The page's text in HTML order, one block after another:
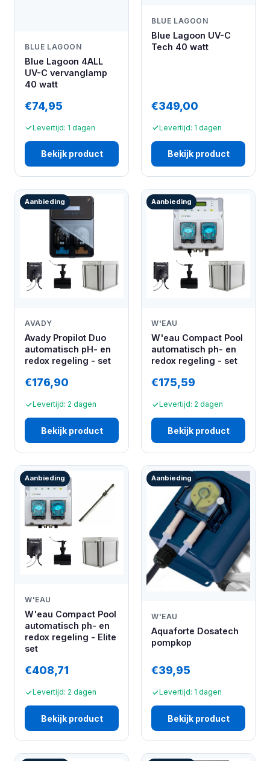
BLUE LAGOON
Blue Lagoon 4ALL
UV-C vervanglamp
40 watt
€74,95
Levertijd: 1 dagen
Bekijk product
BLUE LAGOON
Blue Lagoon UV-C
Tech 40 watt
€349,00
Levertijd: 1 dagen
Bekijk product
Aanbieding
AVADY
Avady Propilot Duo
automatisch pH- en
redox regeling - set
€176,90
Levertijd: 2 dagen
Bekijk product
Aanbieding
W'EAU
W'eau Compact Pool
automatisch ph- en
redox regeling - set
€175,59
Levertijd: 2 dagen
Bekijk product
Aanbieding
W'EAU
W'eau Compact Pool
automatisch ph- en
redox regeling - Elite
set
€408,71
Levertijd: 2 dagen
Bekijk product
Aanbieding
W'EAU
Aquaforte Dosatech
pompkop
€39,95
Levertijd: 1 dagen
Bekijk product